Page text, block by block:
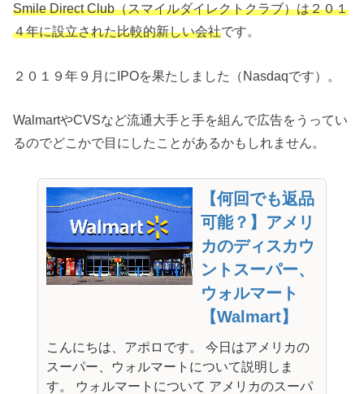
Smile Direct Club（スマイルダイレクトクラブ）は２０１
４年に設立された比較的新しい会社です。
２０１９年９月にIPOを果たしました（Nasdaqです）。
WalmartやCVSなど流通大手と手を組んで広告をうってい
るのでどこかで目にしたことがあるかもしれません。
【何回でも返品
可能？】アメリ
カのディスカウ
ントスーパー、
ウォルマート
【Walmart】
こんにちは、アポロです。 今日はアメリカの
スーパー、ウォルマートについて説明しま
す。 ウォルマートについて アメリカのスーパ